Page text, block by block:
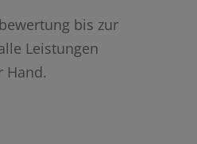
bis zur
Leistungen
Hand.